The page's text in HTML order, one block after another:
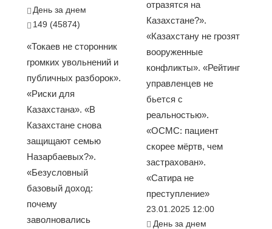
День за днем
149 (45874)
«Токаев не сторонник
громких увольнений и
публичных разборок».
«Риски для
Казахстана». «В
Казахстане снова
защищают семью
Назарбаевых?».
«Безусловный
базовый доход:
почему
заволновались
отразятся на
Казахстане?».
«Казахстану не грозят
вооруженные
конфликты». «Рейтинг
управленцев не
бьется с
реальностью».
«ОСМС: пациент
скорее мёртв, чем
застрахован».
«Сатира не
преступление»
23.01.2025 12:00
День за днем